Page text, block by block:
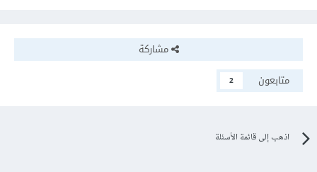
مشاركة
متابعون
2
اذهب إلى قائمة الأسئلة